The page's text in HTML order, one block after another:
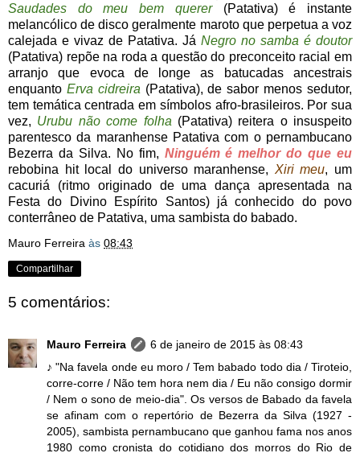
Saudades do meu bem querer(Patativa) é instante
melancólico de disco geralmente maroto que perpetua a voz
calejada e vivaz de Patativa. Já Negro no samba é doutor
(Patativa) repõe na roda a questão do preconceito racial em
arranjo que evoca de longe as batucadas ancestrais
enquanto Erva cidreira (Patativa), de sabor menos sedutor,
tem temática centrada em símbolos afro-brasileiros. Por sua
vez, Urubu não come folha (Patativa) reitera o insuspeito
parentesco da maranhense Patativa com o pernambucano
Bezerra da Silva. No fim, Ninguém é melhor do que eu
rebobina hit local do universo maranhense, Xiri meu, um
cacuriá (ritmo originado de uma dança apresentada na
Festa do Divino Espírito Santos) já conhecido do povo
conterrâneo de Patativa, uma sambista do babado.
Mauro Ferreira às 08:43
Compartilhar
5 comentários:
Mauro Ferreira
6 de janeiro de 2015 às 08:43
♪ "Na favela onde eu moro / Tem babado todo dia / Tiroteio,
corre-corre / Não tem hora nem dia / Eu não consigo dormir
/ Nem o sono de meio-dia". Os versos de Babado da favela
se afinam com o repertório de Bezerra da Silva (1927 -
2005), sambista pernambucano que ganhou fama nos anos
1980 como cronista do cotidiano dos morros do Rio de